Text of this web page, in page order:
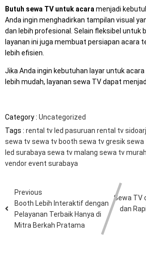
Butuh sewa TV untuk acaramenjadi
Anda ingin menghadirkan tampilan visual
dan lebih profesional. Selain fleksibel untuk
layanan ini juga membuat persiapan acara
lebih efisien.
Jika Anda ingin kebutuhan layar untuk
lebih mudah, layanan sewa TV dapat
Category : Uncategorized
Tags : rental tv led pasuruan rental tv
sewa tvsewa tv booth sewa tv gresiksewa
led surabayasewa tv malang sewa tv murah
vendor event surabaya
Previous
Booth Lebih Interaktif dengan
Pelayanan Terbaik Hanya di
Mitra Berkah Pratama
Sewa TV
dan